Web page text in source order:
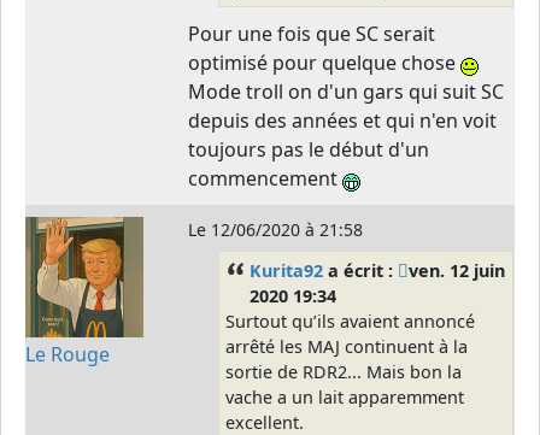
Pour une fois que SC serait
optimisé pour quelque chose
Mode troll on d'un gars qui suit SC
depuis des années et qui n'en voit
toujours pas le début d'un
commencement
Le Rouge
Le 12/06/2020 à 21:58
Kurita92 a écrit :
ven. 12 juin
2020 19:34
Surtout qu’ils avaient annoncé
arrêté les MAJ continuent à la
sortie de RDR2... Mais bon la
vache a un lait apparemment
excellent.